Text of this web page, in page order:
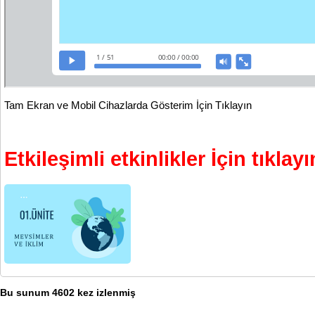
Tam Ekran ve Mobil Cihazlarda Gösterim İçin Tıklayın
Etkileşimli etkinlikler İçin
Bu sunum 4602 kez izlenmiş